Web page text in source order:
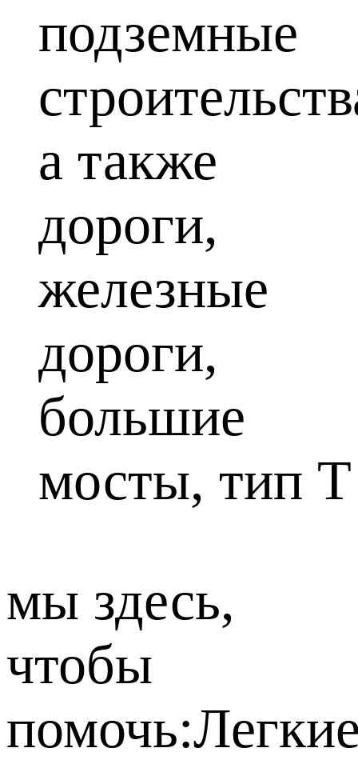
подземные
а также
дороги,
железные
дороги,
большие
мосты, тип Т
мы здесь,
чтобы
помочь: